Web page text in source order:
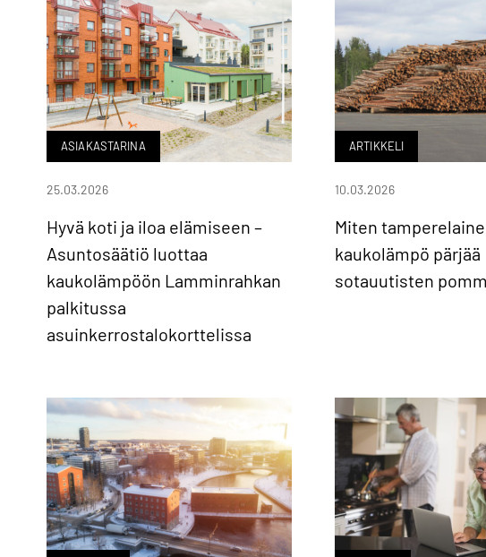
ASIAKASTARINA
Hyvä koti ja iloa elämiseen –
Asuntosäätiö luottaa
kaukolämpöön Lamminrahkan
palkitussa
asuinkerrostalokorttelissa
25.03.2026
ARTIKKELI
Miten
kaukolämpö pärjää
sotauutisten
10.03.2026